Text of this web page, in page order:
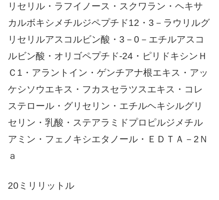
リセリル・ラフイノース・スクワラン・ヘキサ
カルボキシメチルジペプチド12・3－ラウリルグ
リセリルアスコルビン酸・3－0－エチルアスコ
ルビン酸・オリゴペプチド-24・ピリドキシンＨ
Ｃ1・アラントイン・ゲンチアナ根エキス・アッ
ケシソウエキス・フカスセラツスエキス・コレ
ステロール・グリセリン・エチルヘキシルグリ
セリン・乳酸・ステアラミドプロピルジメチル
アミン・フェノキシエタノール・ＥＤＴＡ－2Ｎ
ａ
20ミリリットル